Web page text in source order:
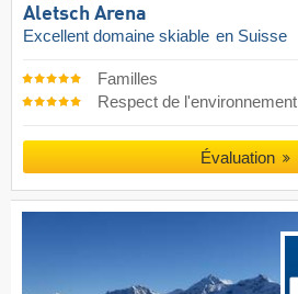
Aletsch Arena
Excellent domaine skiable en Suisse
Familles
Respect de l'environnement
Évaluation